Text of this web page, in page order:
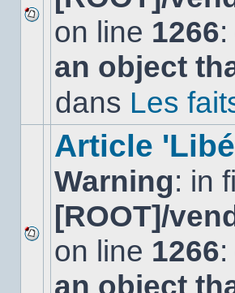
Aucun
nouveau
message
non-
dans
on line 1266:
an object
dans Les
Aucun
nouveau
message
Article
Warning: in
[ROOT]/
on line 1266:
an object